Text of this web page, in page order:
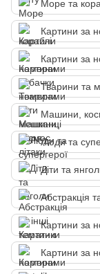
Море та
Картини за
Картини за
Тварини та
Машини,
Люди та
Діти та
Абстракція
Картини за
Картини за